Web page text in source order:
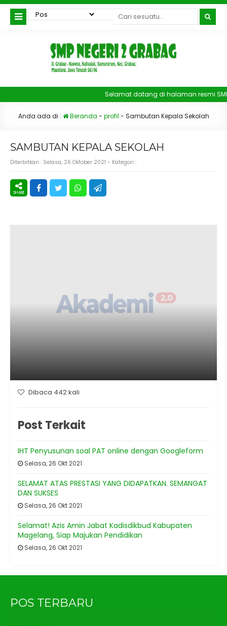
Selamat datang di halaman resmi
Anda ada di : Beranda - profil - Sambutan Kepala Sekolah
SAMBUTAN KEPALA SEKOLAH
Diterbitkan : Selasa, 26 Oktober 2021 - Kategori :
Dibaca 442 kali
Post Terkait
IHT Penyusunan soal PAT online dengan Googleform
Selasa, 26 Okt 2021
SELAMAT ATAS PRESTASI YANG DIDAPATKAN. SEMANGAT
DAN SUKSES
Selasa, 26 Okt 2021
Selamat! Azis Amin Jabat Kadisdikbud Kabupaten
Magelang, Siap Majukan Pendidikan
Selasa, 26 Okt 2021
POS TERBARU